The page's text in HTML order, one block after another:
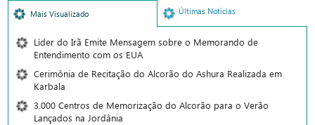
Mais Visualizado Últimas Notícias
Líder do Irã Emite Mensagem sobre o Memorando de
Entendimento com os EUA
Cerimônia de Recitação do Alcorão do Ashura Realizada em
Karbala
3.000 Centros de Memorização do Alcorão para o Verão
Lançados na Jordânia